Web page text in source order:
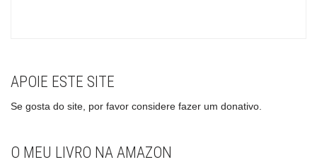
APOIE ESTE SITE
Se gosta do site, por favor considere fazer um donativo.
O MEU LIVRO NA AMAZON